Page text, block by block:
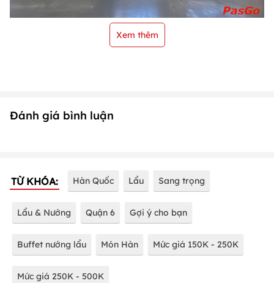
Xem thêm
Đánh giá bình luận
TỪ KHÓA: Hàn Quốc Lẩu Sang trọng
Lẩu & Nướng Quận 6 Gợi ý cho bạn
Buffet nướng lẩu Món Hàn Mức giá 150K - 250K
Mức giá 250K - 500K